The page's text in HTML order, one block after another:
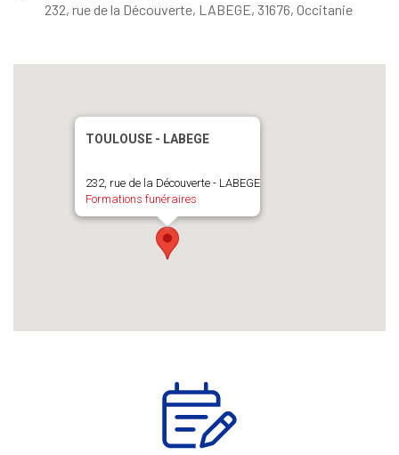
232, rue de la Découverte, LABEGE, 31676, Occitanie
TOULOUSE - LABEGE
232, rue de la Découverte - LABEGE
Formations funéraires